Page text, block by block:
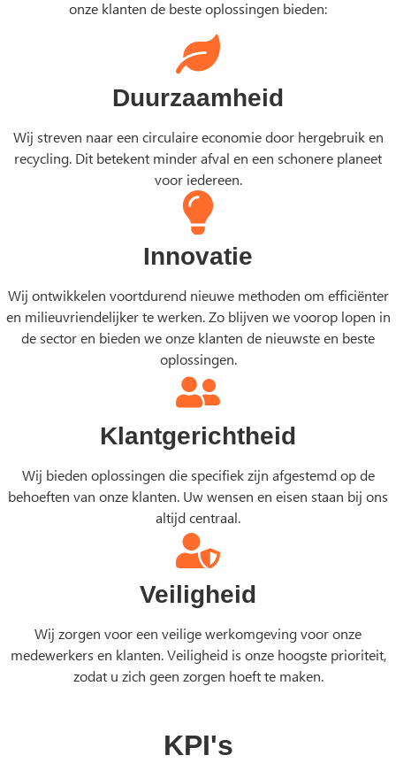
onze klanten de beste oplossingen bieden:
Duurzaamheid
Wij streven naar een circulaire economie door hergebruik en
recycling. Dit betekent minder afval en een schonere planeet
voor iedereen.
Innovatie
Wij ontwikkelen voortdurend nieuwe methoden om efficiënter
en milieuvriendelijker te werken. Zo blijven we voorop lopen in
de sector en bieden we onze klanten de nieuwste en beste
oplossingen.
Klantgerichtheid
Wij bieden oplossingen die specifiek zijn afgestemd op de
behoeften van onze klanten. Uw wensen en eisen staan bij ons
altijd centraal.
Veiligheid
Wij zorgen voor een veilige werkomgeving voor onze
medewerkers en klanten. Veiligheid is onze hoogste prioriteit,
zodat u zich geen zorgen hoeft te maken.
KPI's